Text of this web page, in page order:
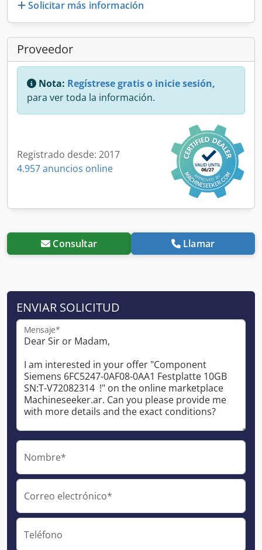
Solicitar más información
Proveedor
Nota: Regístrese gratis o inicie sesión,
para ver toda la información.
Registrado desde: 2017
4.957 anuncios online
Consultar Llamar
ENVIAR SOLICITUD
Mensaje*
Nombre*
Correo electrónico*
Teléfono